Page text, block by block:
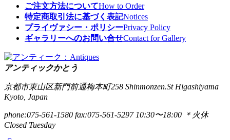
ご注文方法についてHow to Order
特定商取引法に基づく表記Notices
プライヴァシー・ポリシーPrivacy Policy
ギャラリーへのお問い合せContact for Gallery
アンティックかとう
京都市東山区新門前通梅本町258 Shinmonzen.St Higashiyama
Kyoto, Japan
phone:075-561-1580 fax:075-561-5297 10:30〜18:00 ＊火休
Closed Tuesday